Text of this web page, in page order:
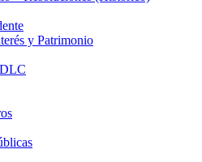
y Patrimonio